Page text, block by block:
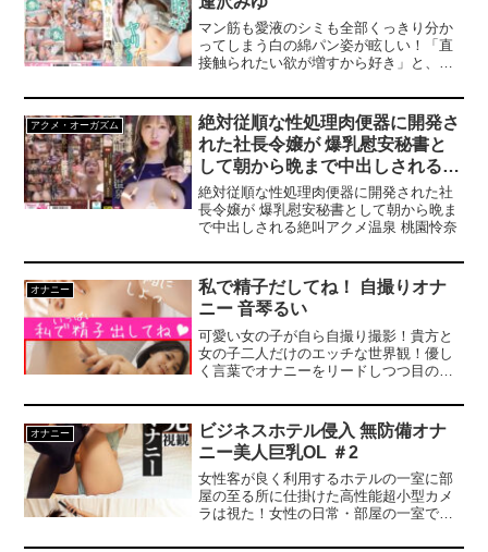
マン筋も愛液のシミも全部くっきり分か
ってしまう白の綿パン姿が眩しい！「直
接触られたい欲が増すから好き」と、布
ツ越しにまず入れて」濡れすぎてて亀頭
がパンツごと吸い込まれて…もう最高の
気分！下着の上から極限愛撫！履いたま
まの新性感SEX！
アクメ・オーガズム
絶対従順な性処理肉便器に開発さ
れた社長令嬢が 爆乳慰安秘書と
して朝から晩まで中出しされる絶
叫アクメ温泉 桃園怜奈
絶対従順な性処理肉便器に開発された社
長令嬢が 爆乳慰安秘書として朝から晩ま
で中出しされる絶叫アクメ温泉 桃園怜奈
オナニー
私で精子だしてね！ 自撮りオナ
ニー 音琴るい
可愛い女の子が自ら自撮り撮影！貴方と
女の子二人だけのエッチな世界観！優し
く言葉でオナニーをリードしつつ目の前
を見ながらシコシコ！私をアナタのオカ
ズにしてね！！ほら～おまんこくぱぁ～
アナル見せつけ貴方を挑発！一緒にイ
コ！そして発射まで導いてくれます。抜
きすぎ注意です！＃るい
オナニー
ビジネスホテル侵入 無防備オナ
ニー美人巨乳OL ＃2
女性客が良く利用するホテルの一室に部
屋の至る所に仕掛けた高性能超小型カメ
ラは視た！女性の日常・部屋の一室で誰
処理は想像以上をはるかに超える行為だ